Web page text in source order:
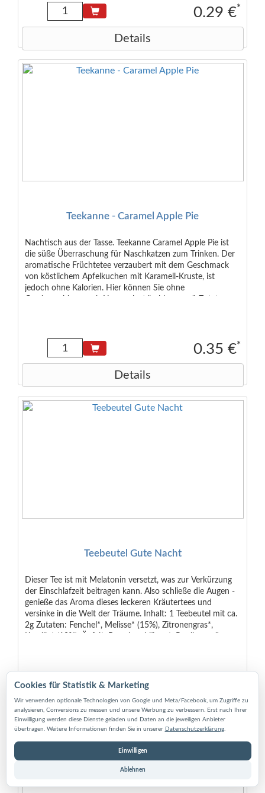
Steviablätter, Blaubeeren, Brombeeraroma, Brombeeren
0.29 €*
Details
Teekanne - Caramel Apple Pie
Nachtisch aus der Tasse. Teekanne Caramel Apple Pie ist
die süße Überraschung für Naschkatzen zum Trinken. Der
aromatische Früchtetee verzaubert mit dem Geschmack
von köstlichem Apfelkuchen mit Karamell-Kruste, ist
jedoch ohne Kalorien. Hier können Sie ohne
Die übrigen Zutaten sind es von Natur aus.
0.35 €*
Details
Teebeutel Gute Nacht
Dieser Tee ist mit Melatonin versetzt, was zur Verkürzung
der Einschlafzeit beitragen kann. Also schließe die Augen -
genieße das Aroma dieses leckeren Kräutertees und
versinke in die Welt der Träume. Inhalt: 1 Teebeutel mit ca.
2g Zutaten: Fenchel*, Melisse* (15%), Zitronengras*,
Rainforest Alliance Certified.
Details
Cookies für Statistik & Marketing
Wir verwenden optionale Technologien von Google und Meta/Facebook, um Zugriffe zu
analysieren, Conversions zu messen und unsere Werbung zu verbessern. Erst nach Ihrer
Einwilligung werden diese Dienste geladen und Daten an die jeweiligen Anbieter
übertragen. Weitere Informationen finden Sie in unserer Datenschutzerklärung.
Einwilligen
Ablehnen